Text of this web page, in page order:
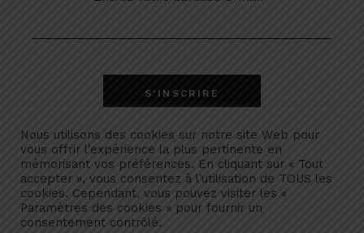
Politique de confidentialité
Nous utilisons des cookies sur notre site Web pour
vous offrir l'expérience la plus pertinente en
mémorisant vos préférences. En cliquant sur « Tout
accepter », vous consentez à l'utilisation de TOUS les
cookies. Cependant, vous pouvez visiter les «
Paramètres des cookies » pour fournir un
consentement contrôlé.